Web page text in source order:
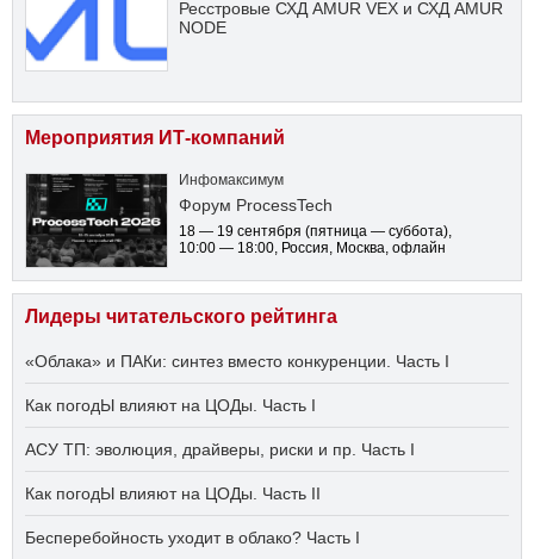
Ресстровые СХД AMUR VEX и СХД AMUR
NODE
Мероприятия ИТ-компаний
Инфомаксимум
Форум ProcessTech
18 — 19 сентября (пятница — суббота),
10:00 — 18:00, Россия, Москва, офлайн
Лидеры читательского рейтинга
«Облака» и ПАКи: синтез вместо конкуренции. Часть I
Как погодЫ влияют на ЦОДы. Часть I
АСУ ТП: эволюция, драйверы, риски и пр. Часть I
Как погодЫ влияют на ЦОДы. Часть II
Бесперебойность уходит в облако? Часть I